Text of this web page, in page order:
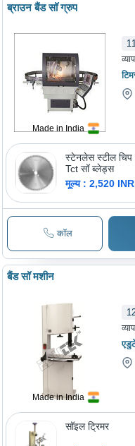
Made in India
ब्राउन बैंड सॉ ग्रुप
11
स्टेनलेस स्टील चिप
Tct सॉ ब्लेड्स
मूल्य : 2,520 INR
कॉल
Made in India
बैंड सॉ मशीन
सॉइल ट्रिमर